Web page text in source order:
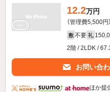
12.2万円
（管理費5,500円）
敷 不要 礼
2階 / 2LDK /
お問い合
ほか提